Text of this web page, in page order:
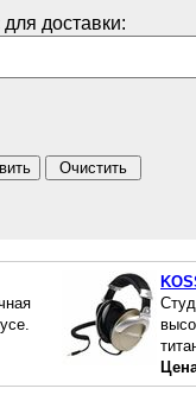
доставки: